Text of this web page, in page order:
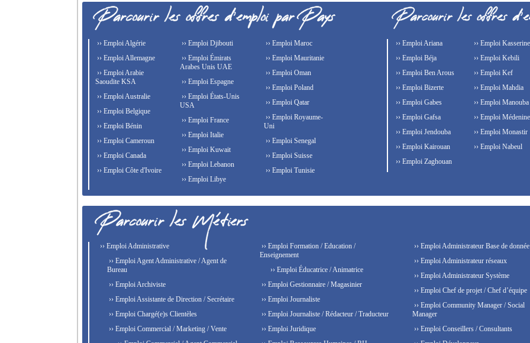
›› Emploi Algérie
›› Emploi Allemagne
›› Emploi Arabie
Saoudite KSA
›› Emploi Australie
›› Emploi Belgique
›› Emploi Bénin
›› Emploi Cameroun
›› Emploi Canada
›› Emploi Côte d'Ivoire
›› Emploi Djibouti
›› Emploi Émirats
Arabes Unis UAE
›› Emploi Espagne
›› Emploi États-Unis
USA
›› Emploi France
›› Emploi Italie
›› Emploi Kuwait
›› Emploi Lebanon
›› Emploi Libye
›› Emploi Maroc
›› Emploi Mauritanie
›› Emploi Oman
›› Emploi Poland
›› Emploi Qatar
›› Emploi Royaume-
Uni
›› Emploi Senegal
›› Emploi Suisse
›› Emploi Tunisie
›› Emploi Ariana
›› Emploi Béja
›› Emploi Ben Arous
›› Emploi Bizerte
›› Emploi Gabes
›› Emploi Gafsa
›› Emploi Jendouba
›› Emploi Kairouan
›› Emploi Kasserine
›› Emploi Kebili
›› Emploi Kef
›› Emploi Mahdia
›› Emploi Manouba
›› Emploi Médenine
›› Emploi Monastir
›› Emploi Nabeul
›› Emploi Zaghouan
›› Emploi Administrative
›› Emploi Agent Administrative / Agent de
Bureau
›› Emploi Archiviste
›› Emploi Assistante de Direction / Secrétaire
›› Emploi Chargé(e)s Clientèles
›› Emploi Commercial / Marketing / Vente
›› Emploi Formation / Education /
Enseignement
›› Emploi Éducatrice / Animatrice
›› Emploi Gestionnaire / Magasinier
›› Emploi Journaliste
›› Emploi Journaliste / Rédacteur / Traducteur
›› Emploi Juridique
›› Emploi Administrateur Base de donnée
›› Emploi Administrateur réseaux
›› Emploi Administrateur Système
›› Emploi Chef de projet / Chef d’équipe
›› Emploi Community Manager / Social
Manager
›› Emploi Conseillers / Consultants